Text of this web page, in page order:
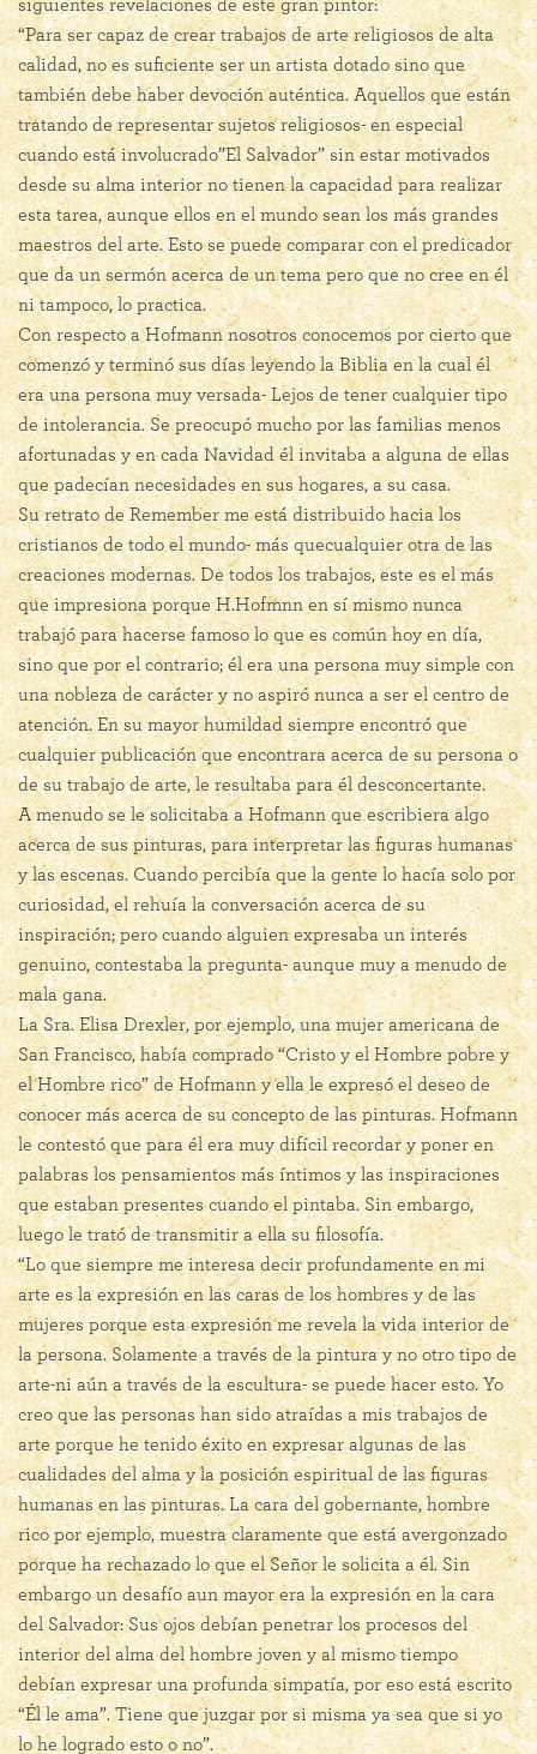
siguientes revelaciones de este gran pintor:
“Para ser capaz de crear trabajos de arte religiosos de alta
calidad, no es suficiente ser un artista dotado sino que
también debe haber devoción auténtica. Aquellos que están
tratando de representar sujetos religiosos- en especial
cuando está involucrado”El Salvador” sin estar motivados
desde su alma interior no tienen la capacidad para realizar
esta tarea, aunque ellos en el mundo sean los más grandes
maestros del arte. Esto se puede comparar con el predicador
que da un sermón acerca de un tema pero que no cree en él
ni tampoco, lo practica.
Con respecto a Hofmann nosotros conocemos por cierto que
comenzó y terminó sus días leyendo la Biblia en la cual él
era una persona muy versada- Lejos de tener cualquier tipo
de intolerancia. Se preocupó mucho por las familias menos
afortunadas y en cada Navidad él invitaba a alguna de ellas
que padecían necesidades en sus hogares, a su casa.
Su retrato de Remember me está distribuido hacia los
cristianos de todo el mundo- más quecualquier otra de las
creaciones modernas. De todos los trabajos, este es el más
que impresiona porque H.Hofmnn en sí mismo nunca
trabajó para hacerse famoso lo que es común hoy en día,
sino que por el contrario; él era una persona muy simple con
una nobleza de carácter y no aspiró nunca a ser el centro de
atención. En su mayor humildad siempre encontró que
cualquier publicación que encontrara acerca de su persona o
de su trabajo de arte, le resultaba para él desconcertante.
A menudo se le solicitaba a Hofmann que escribiera algo
acerca de sus pinturas, para interpretar las figuras humanas
y las escenas. Cuando percibía que la gente lo hacía solo por
curiosidad, el rehuía la conversación acerca de su
inspiración; pero cuando alguien expresaba un interés
genuino, contestaba la pregunta- aunque muy a menudo de
mala gana.
La Sra. Elisa Drexler, por ejemplo, una mujer americana de
San Francisco, había comprado “Cristo y el Hombre pobre y
el Hombre rico” de Hofmann y ella le expresó el deseo de
conocer más acerca de su concepto de las pinturas. Hofmann
le contestó que para él era muy difícil recordar y poner en
palabras los pensamientos más íntimos y las inspiraciones
que estaban presentes cuando el pintaba. Sin embargo,
luego le trató de transmitir a ella su filosofía.
“Lo que siempre me interesa decir profundamente en mi
arte es la expresión en las caras de los hombres y de las
mujeres porque esta expresión me revela la vida interior de
la persona. Solamente a través de la pintura y no otro tipo de
arte-ni aún a través de la escultura- se puede hacer esto. Yo
creo que las personas han sido atraídas a mis trabajos de
arte porque he tenido éxito en expresar algunas de las
cualidades del alma y la posición espiritual de las figuras
humanas en las pinturas. La cara del gobernante, hombre
rico por ejemplo, muestra claramente que está avergonzado
porque ha rechazado lo que el Señor le solicita a él. Sin
embargo un desafío aun mayor era la expresión en la cara
del Salvador: Sus ojos debían penetrar los procesos del
interior del alma del hombre joven y al mismo tiempo
debían expresar una profunda simpatía, por eso está escrito
“Él le ama”. Tiene que juzgar por si misma ya sea que si yo
lo he logrado esto o no”.